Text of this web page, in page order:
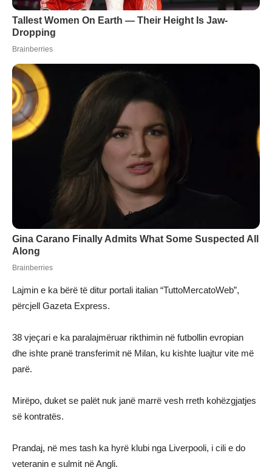
Lajmin e ka bërë të ditur portali italian “TuttoMercatoWeb”,
përcjell Gazeta Express.
38 vjeçari e ka paralajmëruar rikthimin në futbollin evropian
dhe ishte pranë transferimit në Milan, ku kishte luajtur vite më
parë.
Mirëpo, duket se palët nuk janë marrë vesh rreth kohëzgjatjes
së kontratës.
Prandaj, në mes tash ka hyrë klubi nga Liverpooli, i cili e do
veteranin e sulmit në Angli.